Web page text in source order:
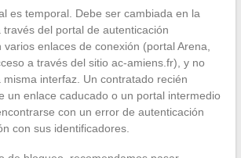
es temporal. Debe ser cambiada en la
del portal de autenticación
enlaces de conexión (portal Arena,
a través del sitio ac-amiens.fr), y no
interfaz. Un contratado recién
un enlace caducado o un portal intermedio
con un error de autenticación
con sus identificadores.